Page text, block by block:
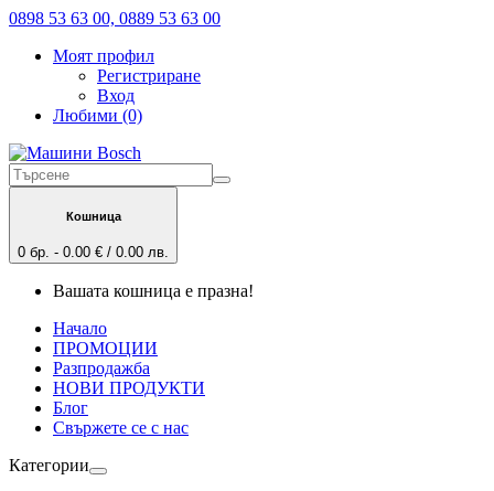
0898 53 63 00, 0889 53 63 00
Моят профил
Регистриране
Вход
Любими (0)
Кошница
0 бр. - 0.00 € / 0.00 лв.
Вашата кошница е празна!
Начало
ПРОМОЦИИ
Разпродажба
НОВИ ПРОДУКТИ
Блог
Свържете се с нас
Категории